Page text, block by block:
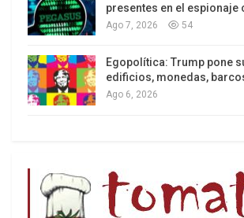
Los latinos le van dando la espalda a Trump
presentes en el espionaje
Ago 7, 2026 54
Egopolítica: Trump pone
edificios, monedas,
Ago 6, 2026